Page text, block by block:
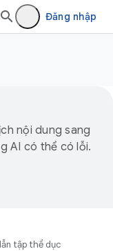
Đăng nhập
nội dung sang
AI có thể có lỗi.
tập thể dục